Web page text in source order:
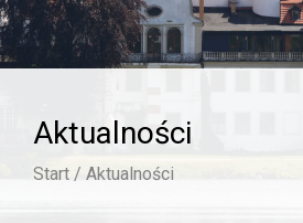
START
WŁADZE
Aktualności
Start / Aktualności